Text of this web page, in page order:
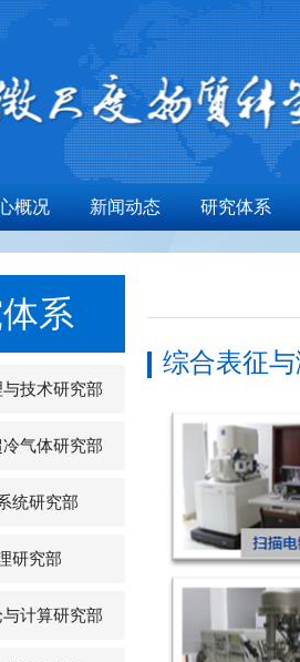
概况 新闻动态 研究体系
系
技术研究部
气体研究部
统研究部
研究部
计算研究部
综合表征